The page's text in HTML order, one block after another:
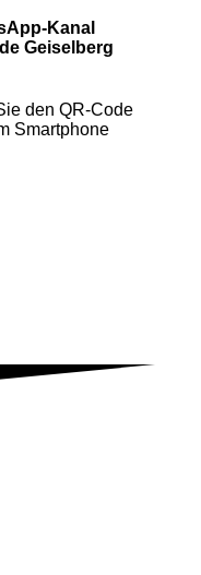
Kanal
Geiselberg
den QR-Code
Smartphone